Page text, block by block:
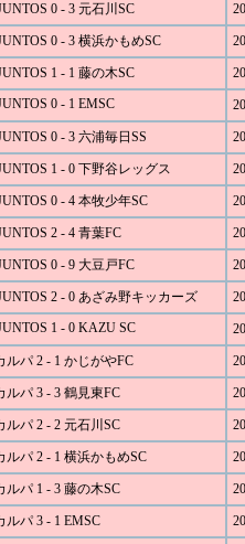
0 - 3 元石川SC
0 - 3 横浜かもめSC
1 - 1 藤の木SC
0 - 1 EMSC
0 - 3 六浦毎日SS
1 - 0 下野谷レッグス
0 - 4 本牧少年SC
2 - 4 青葉FC
0 - 9 大豆戸FC
2 - 0 あざみ野キッカーズ
1 - 0 KAZU SC
ルパ 2 - 1 かじがやFC
ルパ 3 - 3 鶴見東FC
ルパ 2 - 2 元石川SC
ルパ 2 - 1 横浜かもめSC
ルパ 1 - 3 藤の木SC
ルパ 3 - 1 EMSC